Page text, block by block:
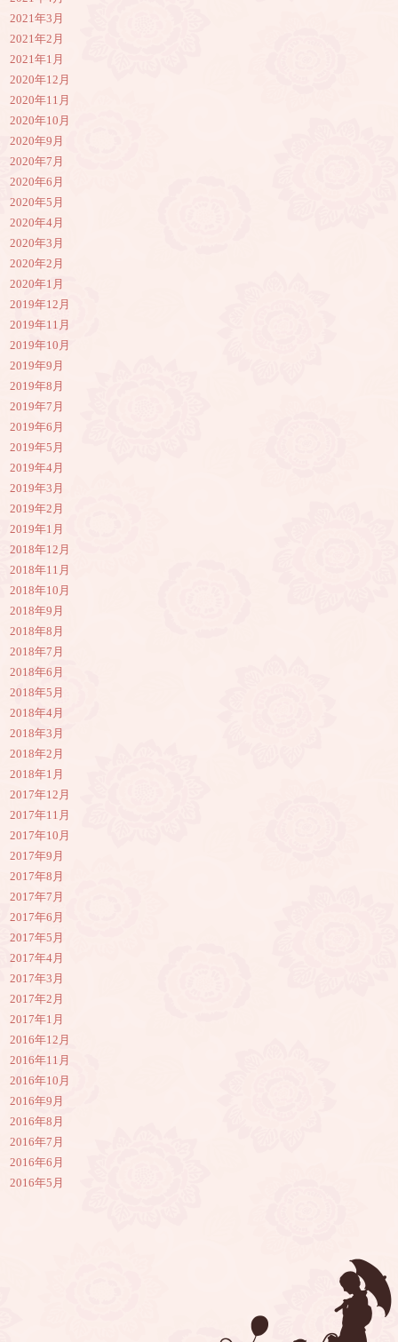
2021年3月
2021年2月
2021年1月
2020年12月
2020年11月
2020年10月
2020年9月
2020年7月
2020年6月
2020年5月
2020年4月
2020年3月
2020年2月
2020年1月
2019年12月
2019年11月
2019年10月
2019年9月
2019年8月
2019年7月
2019年6月
2019年5月
2019年4月
2019年3月
2019年2月
2019年1月
2018年12月
2018年11月
2018年10月
2018年9月
2018年8月
2018年7月
2018年6月
2018年5月
2018年4月
2018年3月
2018年2月
2018年1月
2017年12月
2017年11月
2017年10月
2017年9月
2017年8月
2017年7月
2017年6月
2017年5月
2017年4月
2017年3月
2017年2月
2017年1月
2016年12月
2016年11月
2016年10月
2016年9月
2016年8月
2016年7月
2016年6月
2016年5月